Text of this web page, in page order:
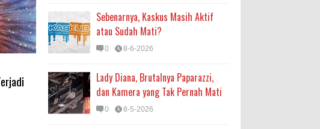
Sebenarnya, Kaskus Masih Aktif
atau Sudah Mati?
0 8-6-2026
Lady Diana, Brutalnya Paparazzi,
dan Kamera yang Tak Pernah Mati
0 8-5-2026